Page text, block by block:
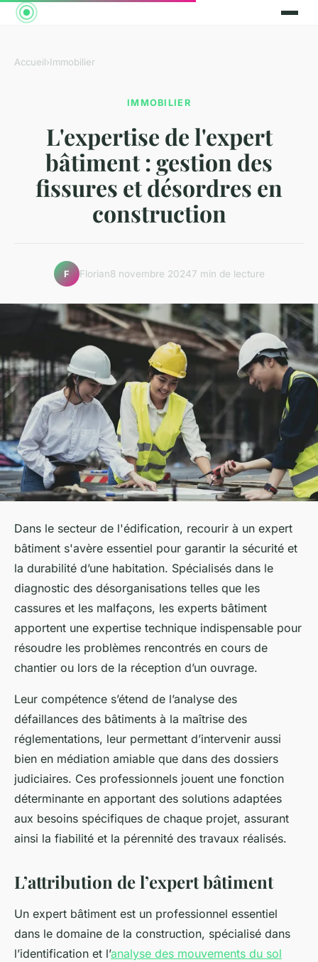
Accueil›Immobilier
IMMOBILIER
L'expertise de l'expert
bâtiment : gestion des
fissures et désordres en
construction
F Florian8 novembre 20247 min de lecture
Dans le secteur de l'édification, recourir à un expert
bâtiment s'avère essentiel pour garantir la sécurité et
la durabilité d’une habitation. Spécialisés dans le
diagnostic des désorganisations telles que les
cassures et les malfaçons, les experts bâtiment
apportent une expertise technique indispensable pour
résoudre les problèmes rencontrés en cours de
chantier ou lors de la réception d’un ouvrage.
Leur compétence s’étend de l’analyse des
défaillances des bâtiments à la maîtrise des
réglementations, leur permettant d’intervenir aussi
bien en médiation amiable que dans des dossiers
judiciaires. Ces professionnels jouent une fonction
déterminante en apportant des solutions adaptées
aux besoins spécifiques de chaque projet, assurant
ainsi la fiabilité et la pérennité des travaux réalisés.
L’attribution de l’expert bâtiment
Un expert bâtiment est un professionnel essentiel
dans le domaine de la construction, spécialisé dans
l’identification et l’analyse des mouvements du sol